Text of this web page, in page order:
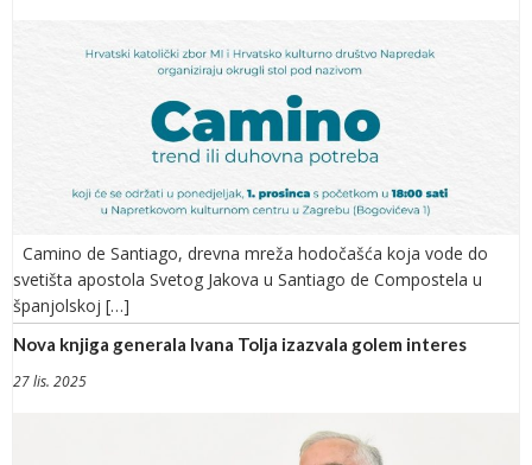
Camino de Santiago, drevna mreža hodočašća koja vode do
svetišta apostola Svetog Jakova u Santiago de Compostela u
španjolskoj […]
Nova knjiga generala Ivana Tolja izazvala golem interes
27 lis. 2025